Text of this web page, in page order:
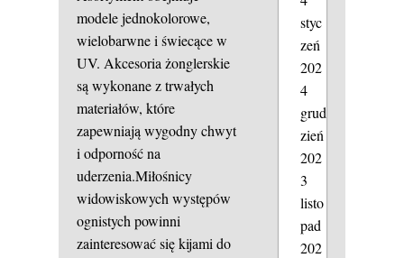
modele jednokolorowe,
wielobarwne i świecące w
UV. Akcesoria żonglerskie
są wykonane z trwałych
materiałów, które
zapewniają wygodny chwyt
i odporność na
uderzenia.Miłośnicy
widowiskowych występów
ognistych powinni
zainteresować się kijami do
styc
zeń
202
4
grud
zień
202
3
listo
pad
202